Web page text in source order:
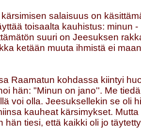
salaisuus on
toisaalta kauhistus: minun
suuri on Jeesuksen
ketään muuta ihmistä ei
Raamatun kohdassa kiintyi
hän: "Minun on jano''. Me
voi olla. Jeesuksellekin se oli
kauheat kärsimykset.
hän tiesi, että kaikki oli jo